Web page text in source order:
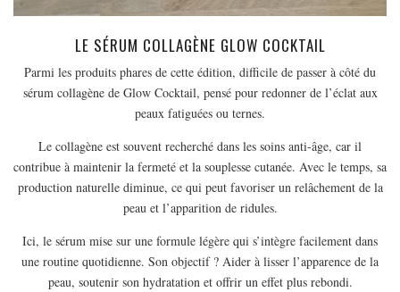
DIVERSES BOX
LIFESTYLE
ME CONTACTER
PARUTIONS ET PARTENARIATS
LE SÉRUM COLLAGÈNE GLOW COCKTAIL
Parmi les produits phares de cette édition, difficile de passer à côté du
sérum collagène de Glow Cocktail, pensé pour redonner de l’éclat aux
peaux fatiguées ou ternes.
Le collagène est souvent recherché dans les soins anti-âge, car il
contribue à maintenir la fermeté et la souplesse cutanée. Avec le temps, sa
production naturelle diminue, ce qui peut favoriser un relâchement de la
peau et l’apparition de ridules.
Ici, le sérum mise sur une formule légère qui s’intègre facilement dans
une routine quotidienne. Son objectif ? Aider à lisser l’apparence de la
peau, soutenir son hydratation et offrir un effet plus rebondi.